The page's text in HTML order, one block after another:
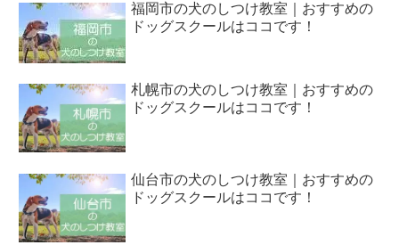
福岡市の犬のしつけ教室｜おすすめの
ドッグスクールはココです！
札幌市の犬のしつけ教室｜おすすめの
ドッグスクールはココです！
仙台市の犬のしつけ教室｜おすすめの
ドッグスクールはココです！